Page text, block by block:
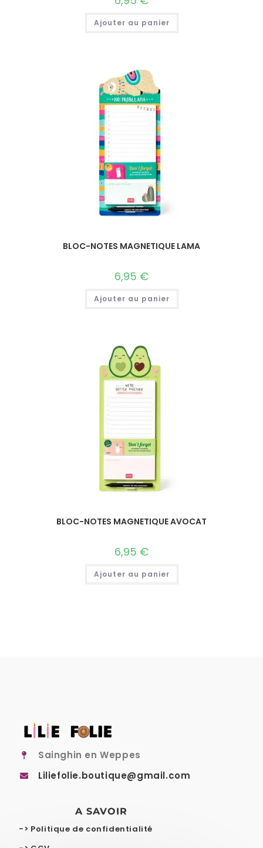
Ajouter au panier
BLOC-NOTES MAGNETIQUE LAMA
6,95 €
Ajouter au panier
BLOC-NOTES MAGNETIQUE AVOCAT
6,95 €
Ajouter au panier
Sainghin en Weppes
Liliefolie.boutique@gmail.com
A SAVOIR
-> Politique de confidentialité